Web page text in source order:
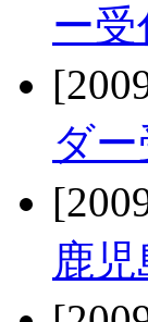
ー
ダ
鹿